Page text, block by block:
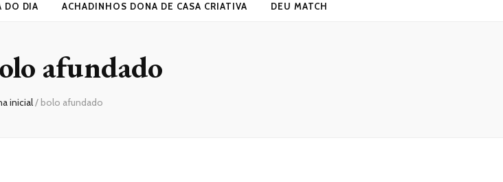
DO DIA ACHADINHOS DONA DE CASA CRIATIVA DEU MATCH
afundado
inicial/ bolo afundado